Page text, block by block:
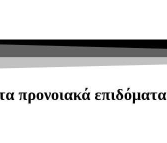
προνοιακά επιδόματα